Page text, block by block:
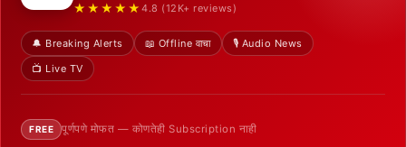
★★★★★ 4.8 (12K+ reviews)
🔔 Breaking Alerts 📖 Offline वाचा
🎙️ Audio News
📺 Live TV
FREE पूर्णपणे मोफत — कोणतेही Subscription नाही